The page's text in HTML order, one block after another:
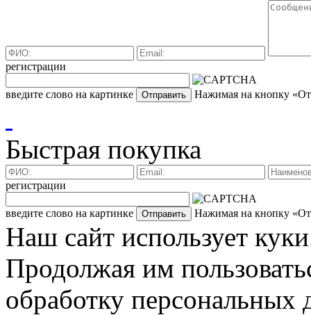
регистрации
введите слово на картинке Нажимая на кнопку
Быстрая покупка
регистрации
введите слово на картинке Нажимая на кнопку
Наш сайт использует
Продолжая им
обработку персональных